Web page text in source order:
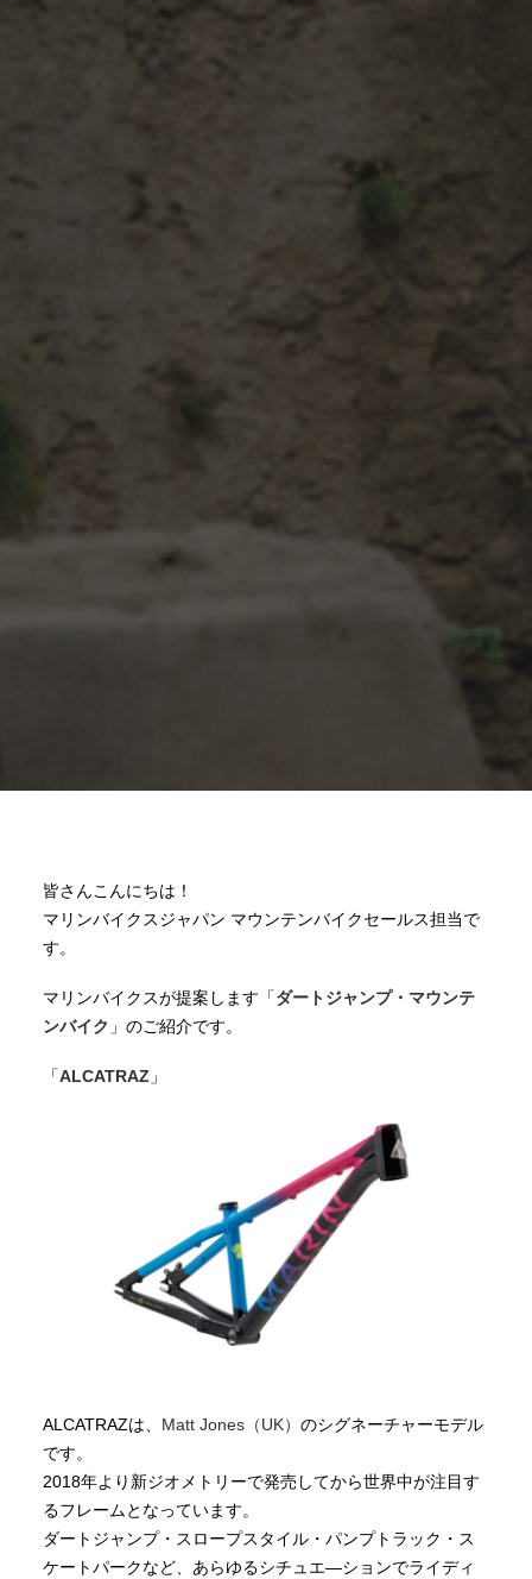
皆さんこんにちは！
マリンバイクスジャパン マウンテンバイクセールス担当で
す。
マリンバイクスが提案します「ダートジャンプ・マウンテ
ンバイク 」のご紹介です。
「ALCATRAZ 」
ALCATRAZは、 Matt Jones（UK） のシグネーチャーモデル
です。
2018年より新ジオメトリーで発売してから世界中が注目す
るフレームとなっています。
ダートジャンプ・スロープスタイル・パンプトラック・ス
ケートパークなど、あらゆるシチュエ―ションでライディ